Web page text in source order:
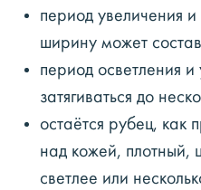
период увеличения
ширину может
период осветления
затягиваться до
остаётся рубец, как
над кожей, плотный,
светлее или